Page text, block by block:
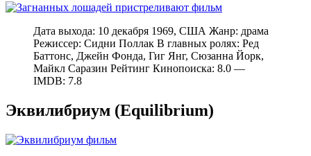
Дата выхода: 10 декабря 1969, США Жанр: драма
Режиссер: Сидни Поллак В главных ролях: Ред
Баттонс, Джейн Фонда, Гиг Янг, Сюзанна Йорк,
Майкл Саразин Рейтинг Кинопоиска: 8.0 —
IMDB: 7.8
Эквилибриум (Equilibrium)